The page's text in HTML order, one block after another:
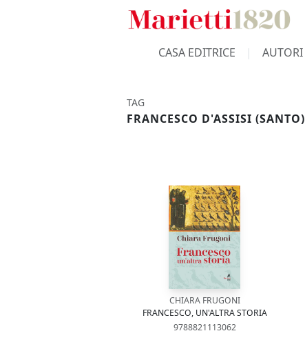
CASA EDITRICE AUTORI
TAG
FRANCESCO D'ASSISI (SANTO)
CHIARA FRUGONI
FRANCESCO, UN'ALTRA STORIA
9788821113062